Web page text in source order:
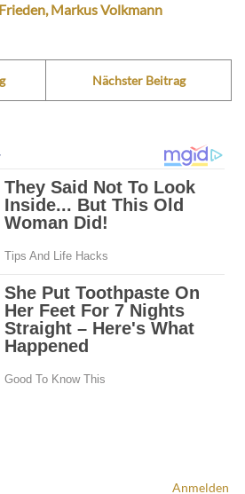
Markus Volkmann
Nächster Beitrag
Anmelden